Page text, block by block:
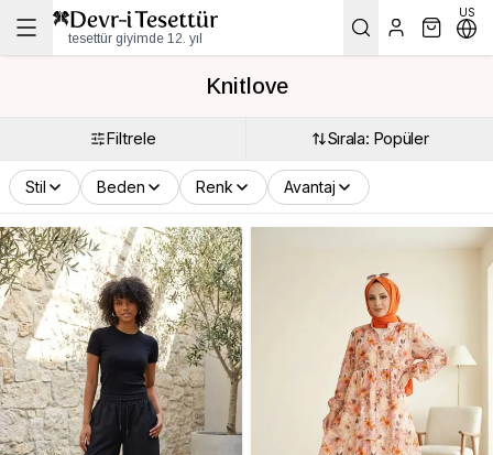
tesettür giyimde 12. yıl
US
Knitlove
Filtrele Sırala: Popüler
Stil Beden Renk Avantaj